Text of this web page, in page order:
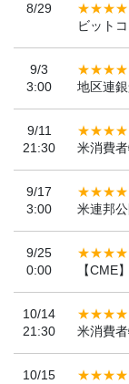
8/29
ビット
9/3
3:00
地区連
9/11
21:30
米消費
9/17
3:00
米連邦
9/25
0:00
【CME
10/14
21:30
米消費
10/15